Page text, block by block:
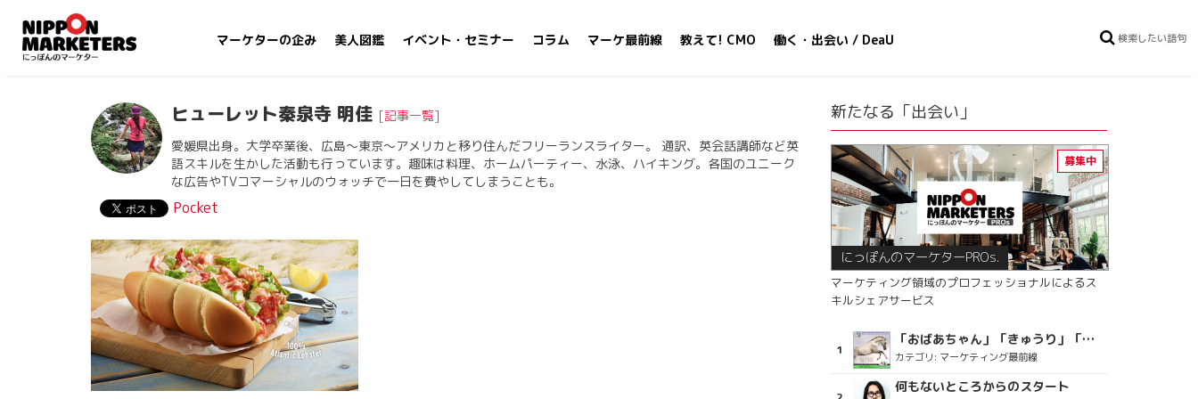
マーケターの企み 美人図鑑 イベント・セミナー コラム マーケ最前線 教えて! CMO 働く・出会い / DeaU
ヒューレット秦泉寺 明佳 [記事一覧]
愛媛県出身。大学卒業後、広島〜東京〜アメリカと移り住んだフリーランスライター。 通訳、英会話講師など英
語スキルを生かした活動も行っています。趣味は料理、ホームパーティー、水泳、ハイキング。各国のユニーク
な広告やTVコマーシャルのウォッチで一日を費やしてしまうことも。
Pocket
新たなる「出会い」
にっぽんのマーケターPROs.
マーケティング領域のプロフェッショナルによるス
キルシェアサービス
「おばあちゃん」「きゅうり」「ディスコで踊るおじさん」をCM素材に使った、「気持ちよさ」が売りの意外な商品とは？
カテゴリ: マーケティング最前線
何もないところからのスタート